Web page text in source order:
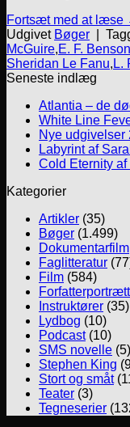
Fortsæt med at læse
Udgivet Bøger
McGuire,E. F. Benson
Sheridan Le Fanu, L.
Seneste indlæg
Atlantia – de
White Line
Nye udgivelser
Labyrint af
Cold Eternity af
Kategorier
Artikler (35)
Bøger (1.499)
Dokumentarfilm
Faglitteratur
Film (584)
Instruktører (35)
Lydbog (10)
Podcast(10)
SMS novelle (5)
Stephen King
Stort og småt
Teater (3)
Tegneserier